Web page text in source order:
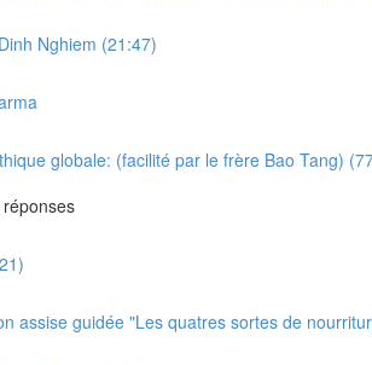
Nghiem (21:47)
globale: (facilité par le frère Bao Tang)
assise guidée "Les quatres sortes de